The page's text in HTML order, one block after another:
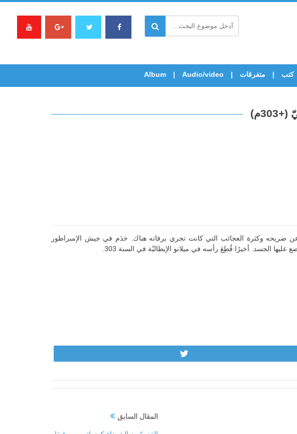
كتب متفرقات Audio/video
Album
ضريحه وكثرة العجائب التي كانت تجري برفاته هناك. خدَم في جيش الإمبراطور
الجسد. أخيرًا قُطِعَ رأسه في ميلانو الإيطاليّة في السنة 303.
المقال السابق